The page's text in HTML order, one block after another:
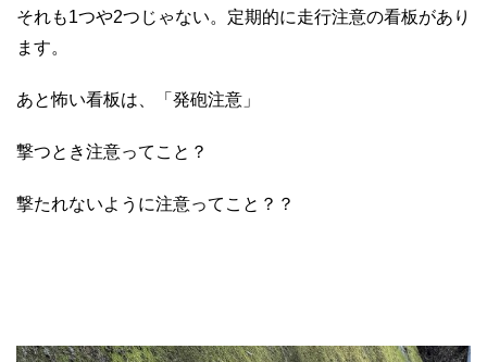
それも1つや2つじゃない。定期的に走行注意の看板があり
ます。
あと怖い看板は、「発砲注意」
撃つとき注意ってこと？
撃たれないように注意ってこと？？